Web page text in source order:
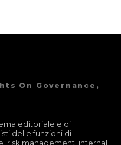
On Governance,
editoriale e di
delle funzioni di
risk management, internal